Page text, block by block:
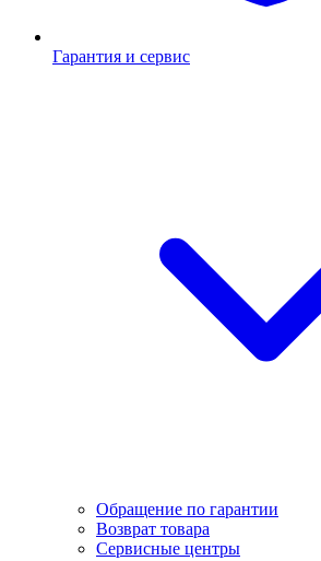
Гарантия и сервис
Обращение по гарантии
Возврат товара
Сервисные центры